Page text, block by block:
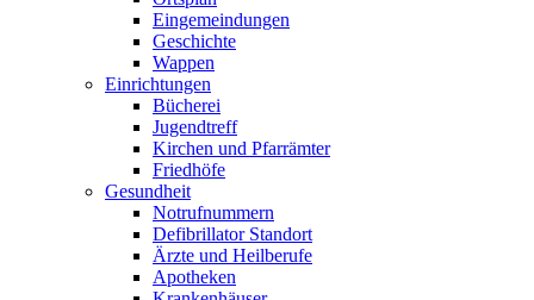
Eingemeindungen
Geschichte
Wappen
Einrichtungen
Bücherei
Jugendtreff
Kirchen und Pfarrämter
Friedhöfe
Gesundheit
Notrufnummern
Defibrillator Standort
Ärzte und Heilberufe
Apotheken